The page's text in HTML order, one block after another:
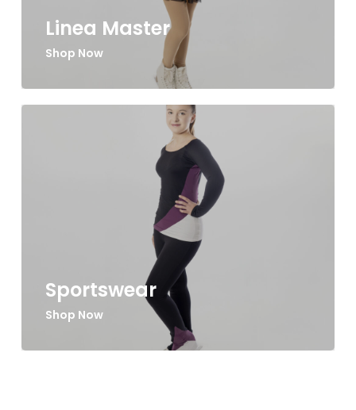
Linea Master
Shop Now
Sportswear
Shop Now